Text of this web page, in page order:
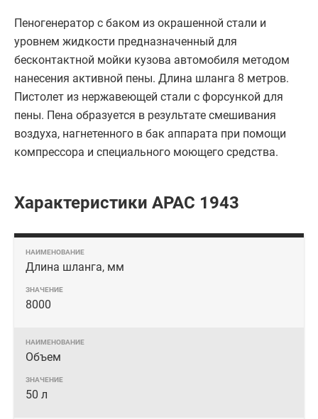
Пеногенератор с баком из окрашенной стали и
уровнем жидкости предназначенный для
бесконтактной мойки кузова автомобиля методом
нанесения активной пены. Длина шланга 8 метров.
Пистолет из нержавеющей стали с форсункой для
пены. Пена образуется в результате смешивания
воздуха, нагнетенного в бак аппарата при помощи
компрессора и специального моющего средства.
Характеристики APAC 1943
Длина шланга, мм
8000
Объем
50 л